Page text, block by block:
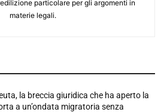
particolare per gli argomenti in
materie legali.
la breccia giuridica che ha aperto la
a un’ondata migratoria senza